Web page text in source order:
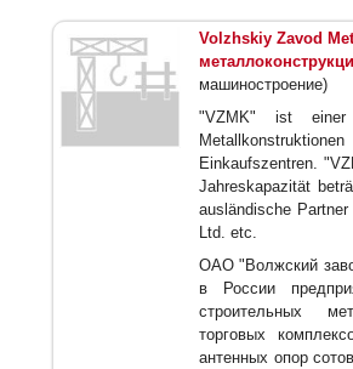
Volzhskiy Zavod
машиностроение)
"VZMK" ist einer
Einkaufszentren.
Jahreskapazität
ausländische
Ltd. etc.
ОАО "Волжский
в России
строительных
торговых
антенных опор